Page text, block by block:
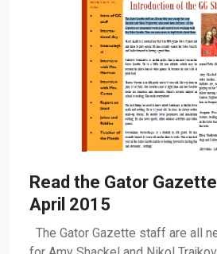
Read the Gator
April 2015
The Gator Gazette staff are all